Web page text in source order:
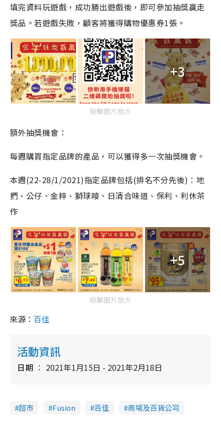
填完資料玩遊戲，成功勝出遊戲後，即可參加抽獎贏走
獎品。若遊戲失敗，顧客將獲得購物優惠券1張。
+3
點擊圖片放大
額外抽獎機會：
每週購買指定品牌的產品，可以獲得多一次抽獎機會。
本週(22-28/1/2021)指定品牌包括(排名不分先後)：地
捫、公仔、金粹、獅球嘜、日清合味道、保利、利休茶
作
+5
點擊圖片放大
來源： 百佳
活動資訊
日期 2021年1月15日 - 2021年2月18日
超市 Fusion 百佳 商場及百貨公司